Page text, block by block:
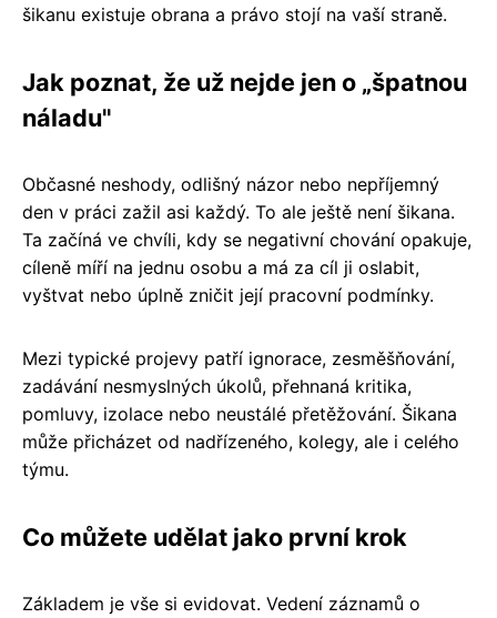
šikanu existuje obrana a právo stojí na vaší straně.
Jak poznat, že už nejde jen o „špatnou
náladu"
Občasné neshody, odlišný názor nebo nepříjemný
den v práci zažil asi každý. To ale ještě není šikana.
Ta začíná ve chvíli, kdy se negativní chování opakuje,
cíleně míří na jednu osobu a má za cíl ji oslabit,
vyštvat nebo úplně zničit její pracovní podmínky.
Mezi typické projevy patří ignorace, zesměšňování,
zadávání nesmyslných úkolů, přehnaná kritika,
pomluvy, izolace nebo neustálé přetěžování. Šikana
může přicházet od nadřízeného, kolegy, ale i celého
týmu.
Co můžete udělat jako první krok
Základem je vše si evidovat. Vedení záznamů o